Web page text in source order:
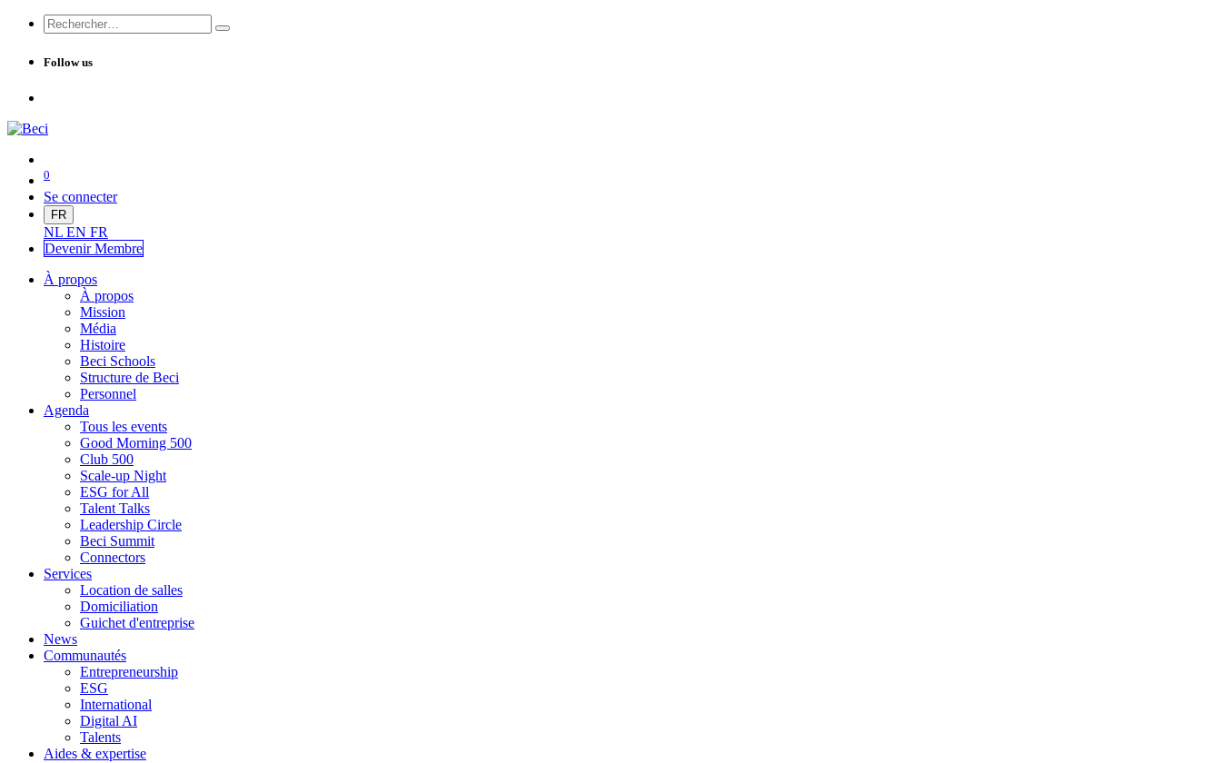
Follow us
0
Se connecter
FR
NL EN FR
Devenir Membre
À propos
À propos
Mission
Média
Histoire
Beci Schools
Structure de Beci
Personnel
Agenda
Tous les events
Good Morning 500
Club 500
Scale-up Night
ESG for All
Talent Talks
Leadership Circle
Beci Summit
Connectors
Services
Location de salles
Domiciliation
Guichet d'entreprise
News
Communautés
Entrepreneurship
ESG
International
Digital AI
Talents
Aides & expertise